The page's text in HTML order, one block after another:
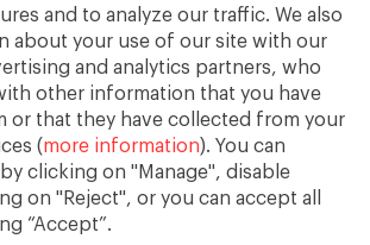
and to analyze our traffic. We also
about your use of our site with our
and analytics partners, who
other information that you have
or that they have collected from your
(more information). You can
clicking on "Manage", disable
on "Reject", or you can accept all
“Accept”.
Rendibilitats Sanitat
Valors visió de conjunt
visió social